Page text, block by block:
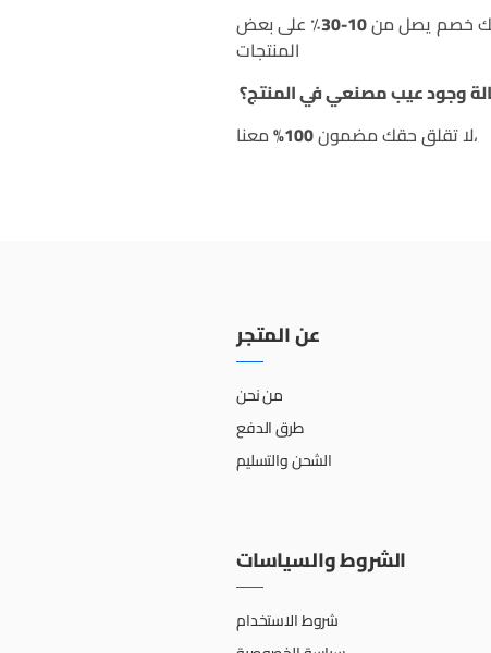
خصم يصل من10-30٪
على بعض
وجود عيب مصنعي في المنتج؟
لا تقلق حقك مضمون100% معنا،
عن المتجر
من نحن
طرق الدفع
الشحن والتسليم
الشروط والسياسات
شروط الاستخدام